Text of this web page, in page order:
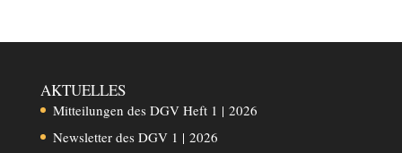
AKTUELLES
Mitteilungen des DGV Heft 1 | 2026
Newsletter des DGV 1 | 2026